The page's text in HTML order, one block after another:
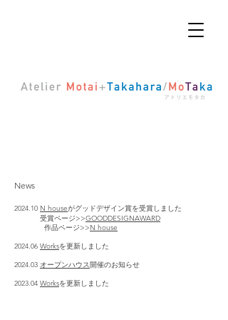
News
2024.10 N houseがグッドデザイン賞を受賞しました
受賞ページ>>GOODDESIGNAWARD
作品ページ>>N house
2024.06 Worksを更新しました
2024.03 オープンハウス開催のお知らせ
2023.04 Worksを更新しました